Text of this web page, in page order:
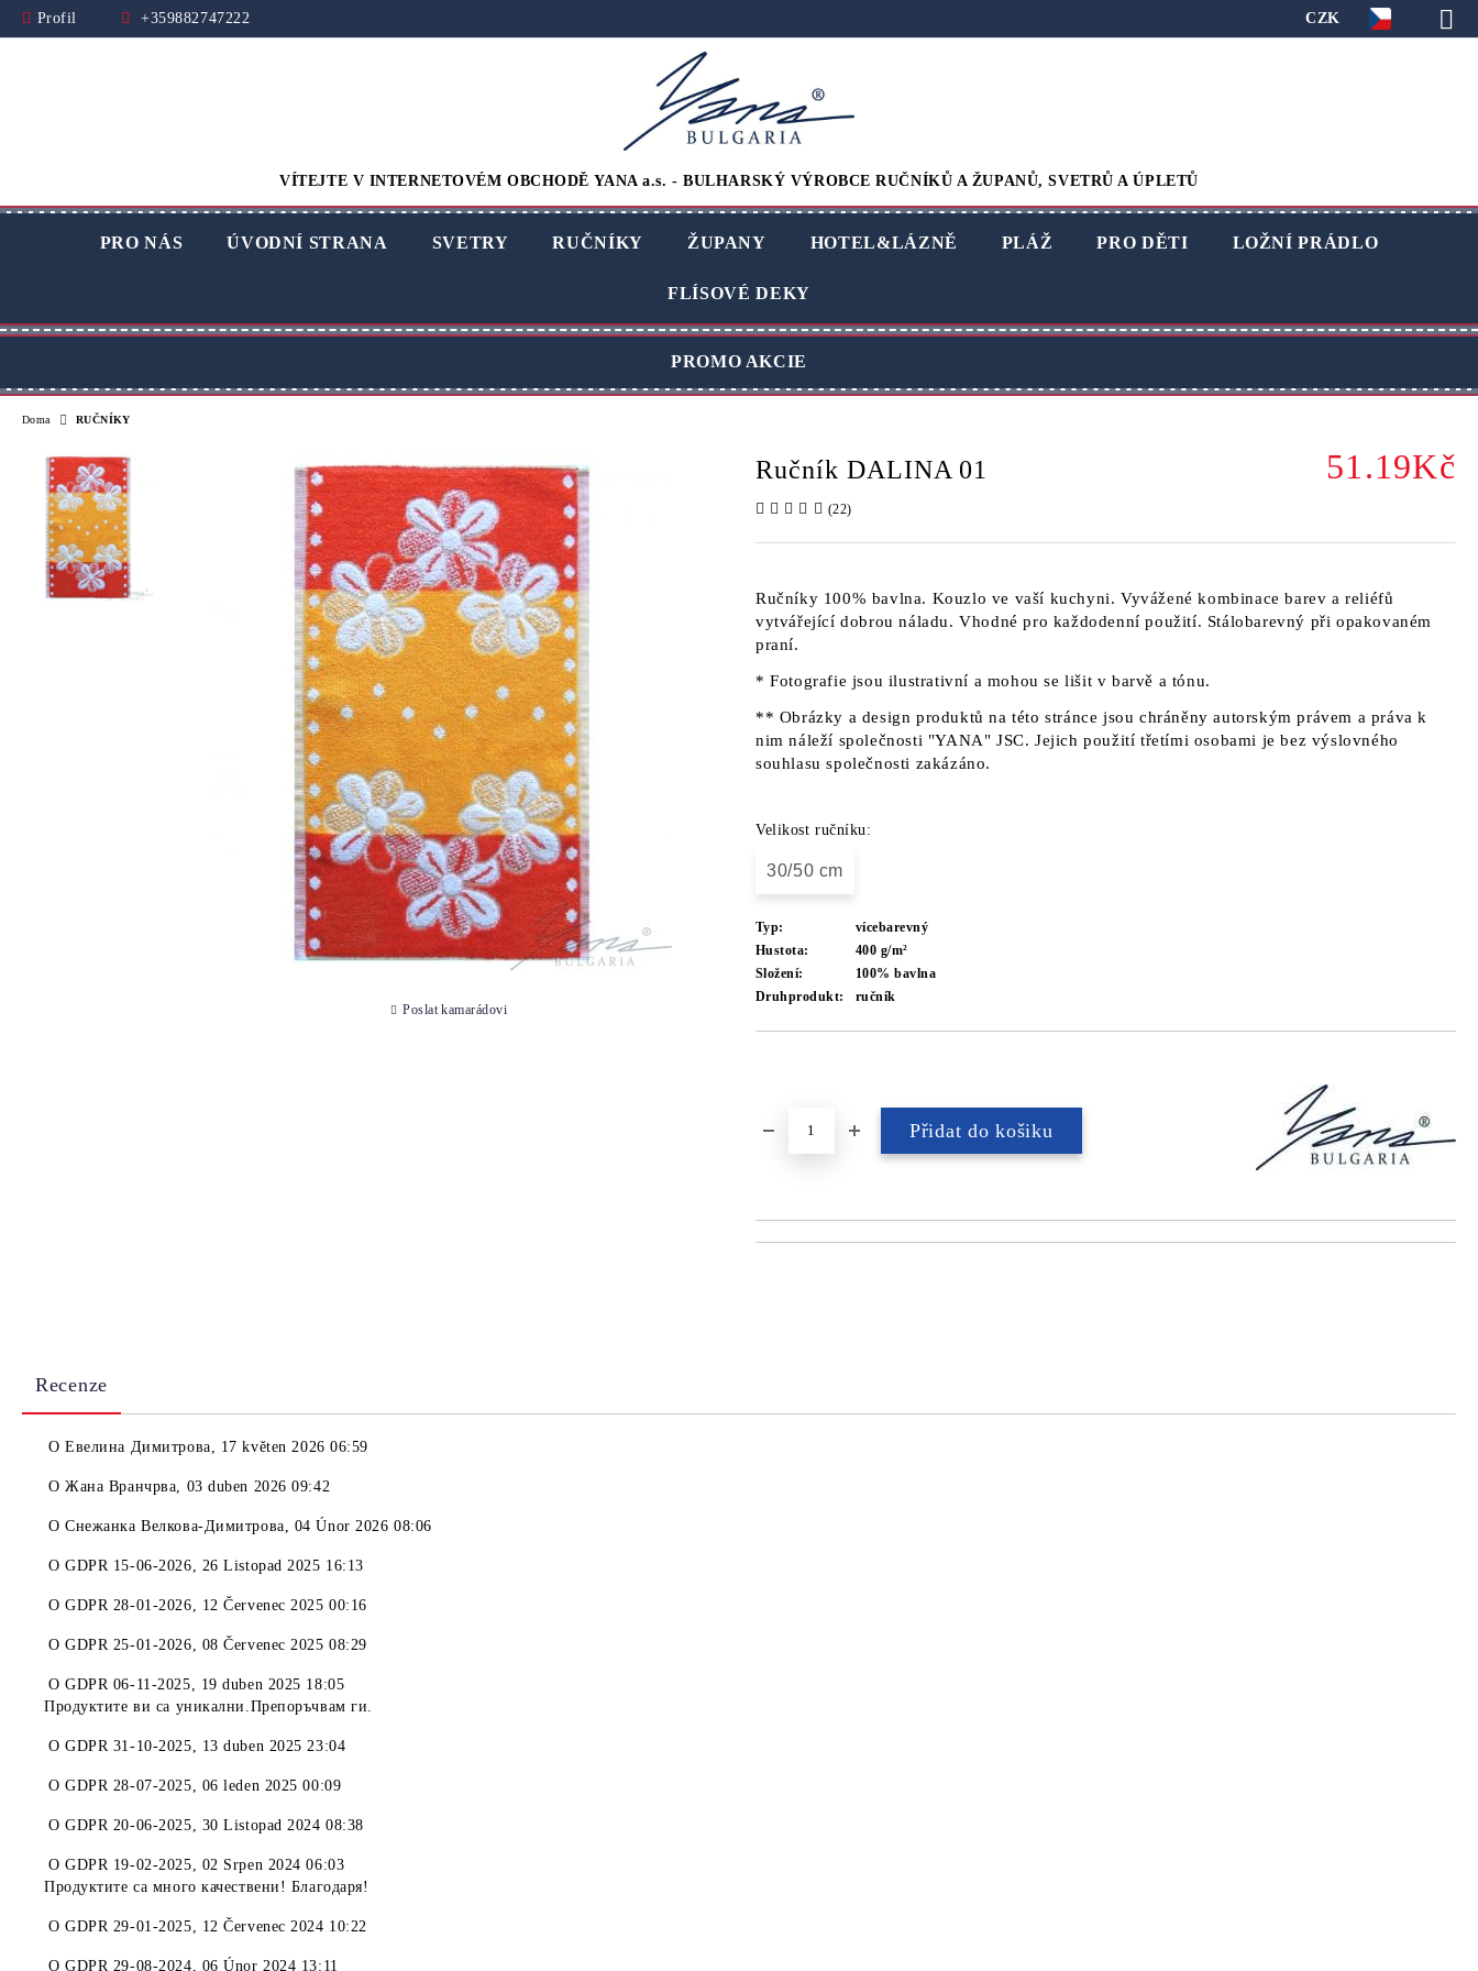
Profil +359882747222 CZK
VÍTEJTE V INTERNETOVÉM OBCHODĚ YANA a.s. - BULHARSKÝ VÝROBCE RUČNÍKŮ A ŽUPANŮ, SVETRŮ A ÚPLETŮ
PRO NÁS ÚVODNÍ STRANA SVETRY RUČNÍKY ŽUPANY HOTEL&LÁZNĚ PLÁŽ PRO DĚTI LOŽNÍ PRÁDLO
FLÍSOVÉ DEKY
PROMO AKCIE
Doma RUČNÍKY
Ručník DALINA 01 51.19Kč
(22)
Ručníky 100% bavlna. Kouzlo ve vaší kuchyni. Vyvážené kombinace barev a reliéfů
vytvářející dobrou náladu. Vhodné pro každodenní použití. Stálobarevný při opakovaném
praní.
* Fotografie jsou ilustrativní a mohou se lišit v barvě a tónu.
** Obrázky a design produktů na této stránce jsou chráněny autorským právem a práva k
nim náleží společnosti "YANA" JSC. Jejich použití třetími osobami je bez výslovného
souhlasu společnosti zakázáno.
Velikost ručníku:
30/50 cm
Typ:
vícebarevný
Hustota:
400 g/m²
Složení:
100% bavlna
Druhprodukt:
ručník
Poslat kamarádovi
Recenze
OЕвелина Димитрова, 17 květen 2026 06:59
OЖана Вранчрва, 03 duben 2026 09:42
OСнежанка Велкова-Димитрова, 04 Únor 2026 08:06
OGDPR 15-06-2026, 26 Listopad 2025 16:13
OGDPR 28-01-2026, 12 Červenec 2025 00:16
OGDPR 25-01-2026, 08 Červenec 2025 08:29
OGDPR 06-11-2025, 19 duben 2025 18:05
Продуктите ви са уникални.Препоръчвам ги.
OGDPR 31-10-2025, 13 duben 2025 23:04
OGDPR 28-07-2025, 06 leden 2025 00:09
OGDPR 20-06-2025, 30 Listopad 2024 08:38
OGDPR 19-02-2025, 02 Srpen 2024 06:03
Продуктите са много качествени! Благодаря!
OGDPR 29-01-2025, 12 Červenec 2024 10:22
OGDPR 29-08-2024, 06 Únor 2024 13:11